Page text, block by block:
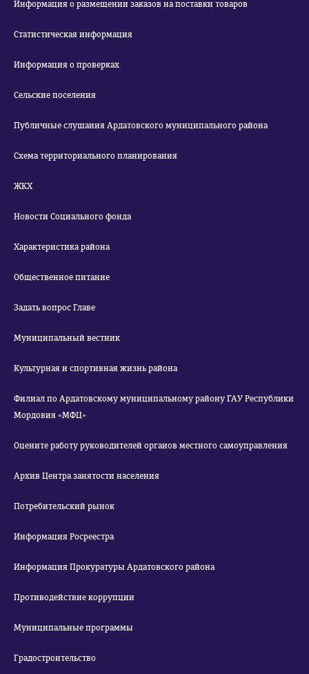
Информация о размещении заказов на поставки товаров
Статистическая информация
Информация о проверках
Сельские поселения
Публичные слушания Ардатовского муниципального района
Схема территориального планирования
ЖКХ
Новости Социального фонда
Характеристика района
Общественное питание
Задать вопрос Главе
Муниципальный вестник
Культурная и спортивная жизнь района
Филиал по Ардатовскому муниципальному району ГАУ Республики
Мордовия «МФЦ»
Оцените работу руководителей органов местного самоуправления
Архив Центра занятости населения
Потребительский рынок
Информация Росреестра
Информация Прокуратуры Ардатовского района
Противодействие коррупции
Муниципальные программы
Градостроительство